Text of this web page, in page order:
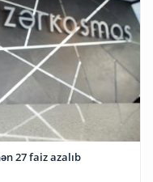
27 faiz azalıb